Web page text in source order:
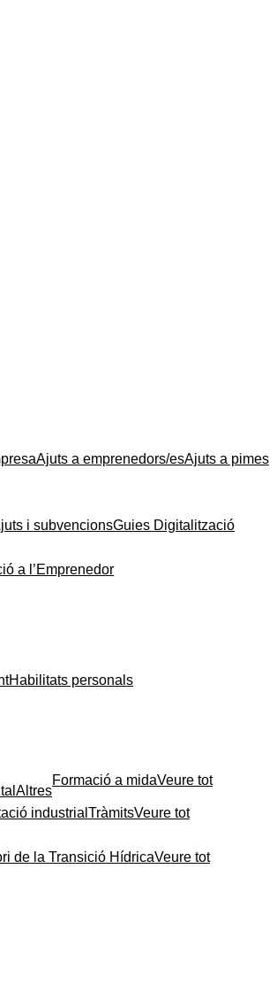
Ajuts a emprenedors/esAjuts a pimes
i subvencionsGuies Digitalització
a l’Emprenedor
Habilitats personals
Altres
Formació a midaVeure tot
industrial TràmitsVeure tot
de la Transició HídricaVeure tot